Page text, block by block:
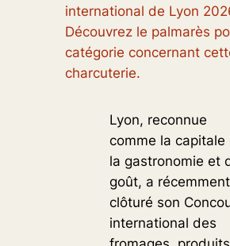
international de Lyon
Découvrez le palmarès
catégorie concernant
charcuterie.
Lyon, reconnue
comme la capitale
la gastronomie et
goût, a récemment
clôturé son
international des